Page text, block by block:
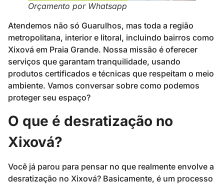
Orçamento por Whatsapp
Atendemos não só Guarulhos, mas toda a região
metropolitana, interior e litoral, incluindo bairros como
Xixová em Praia Grande. Nossa missão é oferecer
serviços que garantam tranquilidade, usando
produtos certificados e técnicas que respeitam o meio
ambiente. Vamos conversar sobre como podemos
proteger seu espaço?
O que é desratização no
Xixová?
Você já parou para pensar no que realmente envolve a
desratização no Xixová? Basicamente, é um processo